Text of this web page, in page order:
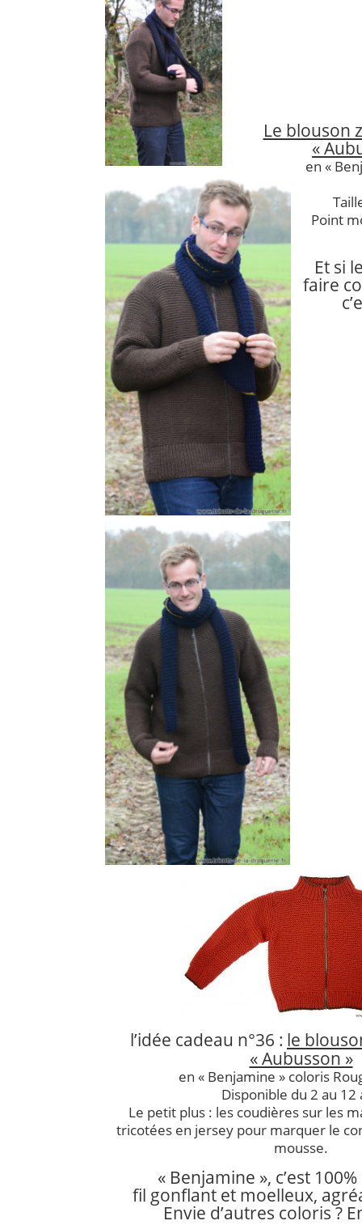
Le blouson
«
en «
Point
Et si
faire
l’idée cadeau n°36 : le
« Aubusson »
en « Benjamine » coloris
Disponible du 2 au 12
Le petit plus : les coudières sur les
tricotées en jersey pour marquer le
mousse.
« Benjamine », c’est
fil gonflant et moelleux,
Envie d’autres coloris ?